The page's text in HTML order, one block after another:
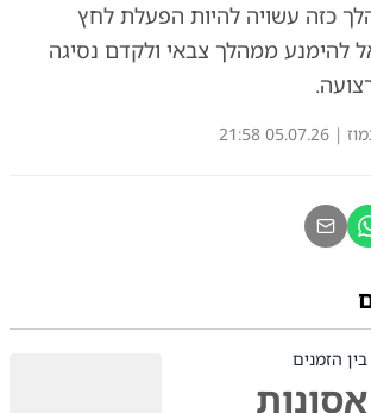
כזה עשויה להיות הפעלת לחץ
להימנע ממהלך צבאי ולקדם נסיגה
21:58
הזמנים